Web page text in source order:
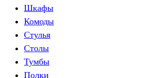
Шкафы
Комоды
Стулья
Столы
Тумбы
Полки